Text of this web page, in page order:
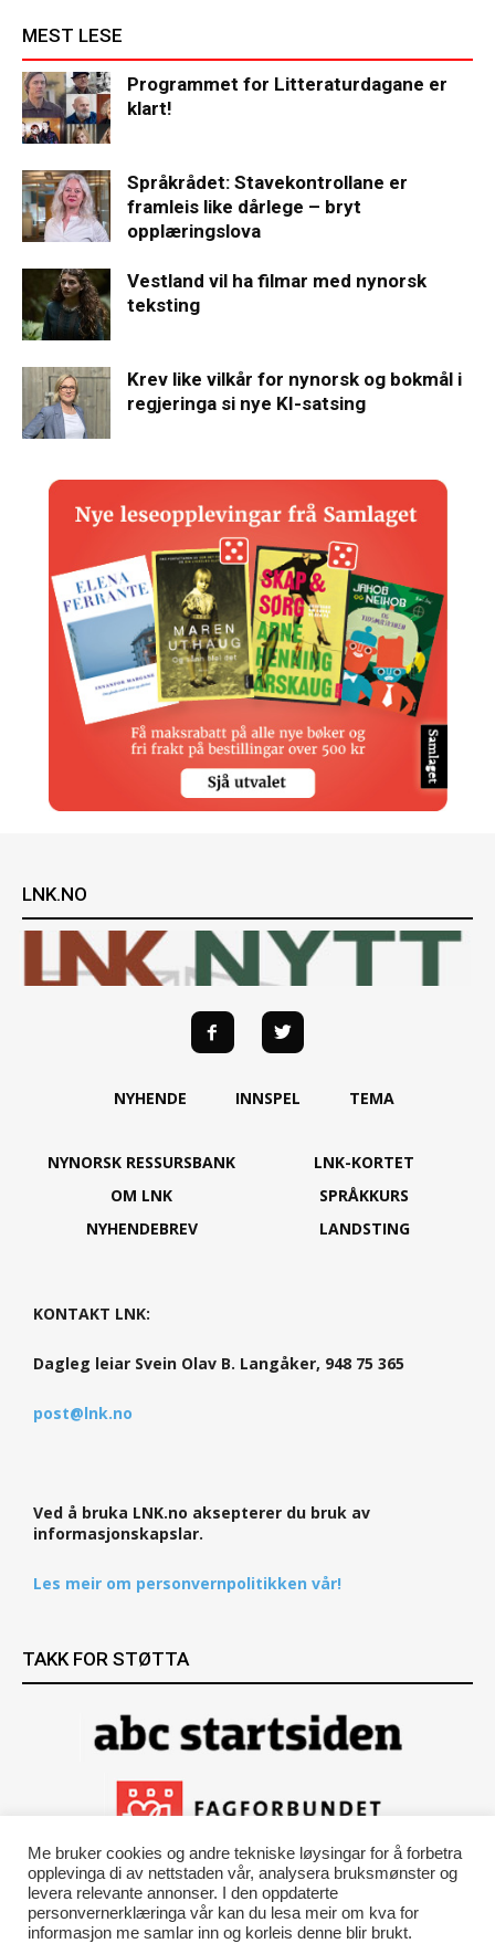
MEST LESE
Programmet for Litteraturdagane er
klart!
Språkrådet: Stavekontrollane er
framleis like dårlege – bryt
opplæringslova
Vestland vil ha filmar med nynorsk
teksting
Krev like vilkår for nynorsk og bokmål i
regjeringa si nye KI-satsing
LNK.NO
NYHENDE INNSPEL TEMA
NYNORSK RESSURSBANK
OM LNK
NYHENDEBREV
LNK-KORTET
SPRÅKKURS
LANDSTING
KONTAKT LNK:
Dagleg leiar Svein Olav B. Langåker, 948 75 365
post@lnk.no
Ved å bruka LNK.no aksepterer du bruk av
informasjonskapslar.
Les meir om personvernpolitikken vår!
TAKK FOR STØTTA
Me bruker cookies og andre tekniske løysingar for å forbetra
opplevinga di av nettstaden vår, analysera bruksmønster og
levera relevante annonser. I den oppdaterte
personvernerklæringa vår kan du lesa meir om kva for
informasjon me samlar inn og korleis denne blir brukt.